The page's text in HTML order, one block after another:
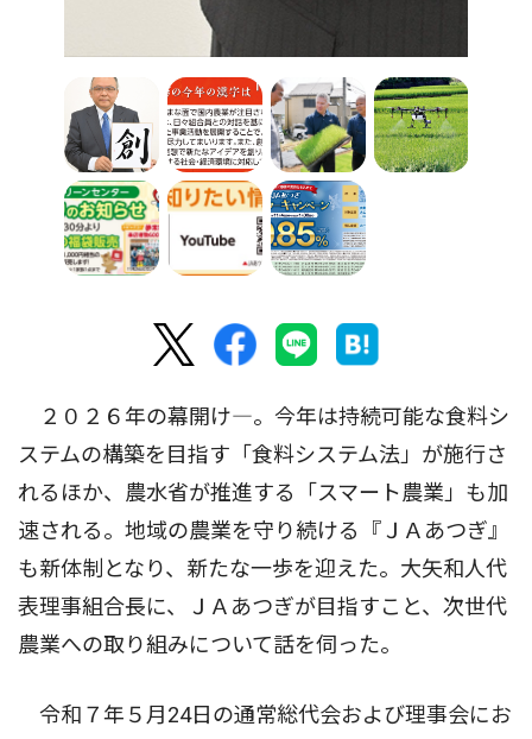
２０２６年の幕開け―。今年は持続可能な食料シ
ステムの構築を目指す「食料システム法」が施行さ
れるほか、農水省が推進する「スマート農業」も加
速される。地域の農業を守り続ける『ＪＡあつぎ』
も新体制となり、新たな一歩を迎えた。大矢和人代
表理事組合長に、ＪＡあつぎが目指すこと、次世代
農業への取り組みについて話を伺った。
令和７年５月24日の通常総代会および理事会にお